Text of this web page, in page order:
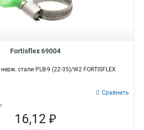
Fortisflex 69004
стали PLB-9 (22-35)/W2 FORTISFLEX
Сравнить
16,12 ₽